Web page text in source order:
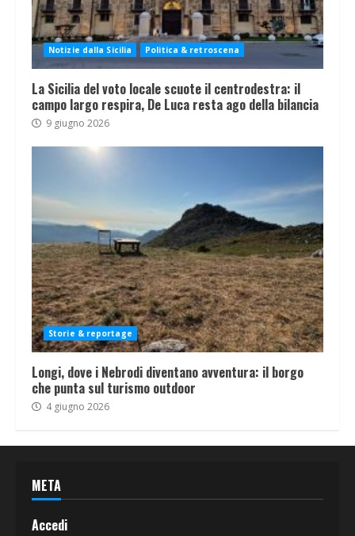
Notizie dalla Sicilia Politica & retroscena
La Sicilia del voto locale scuote il centrodestra: il
campo largo respira, De Luca resta ago della bilancia
9 giugno 2026
Storie & reportage
Longi, dove i Nebrodi diventano avventura: il borgo
che punta sul turismo outdoor
4 giugno 2026
META
Accedi